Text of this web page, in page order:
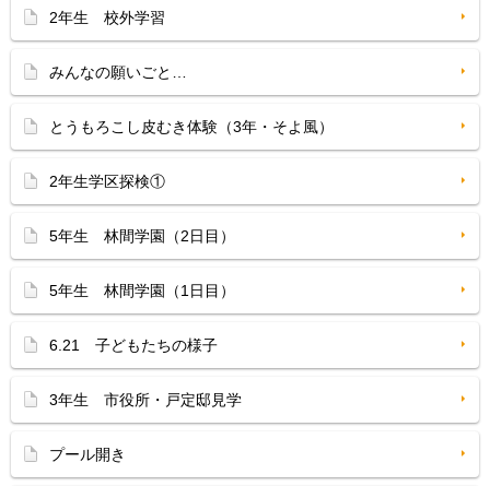
2年生 校外学習
みんなの願いごと…
とうもろこし皮むき体験（3年・そよ風）
2年生学区探検①
5年生 林間学園（2日目）
5年生 林間学園（1日目）
6.21 子どもたちの様子
3年生 市役所・戸定邸見学
プール開き